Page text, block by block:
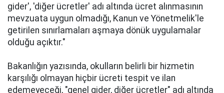
gider', 'diğer ücretler' adı altında ücret alınmasının
mevzuata uygun olmadığı, Kanun ve Yönetmelik'le
getirilen sınırlamaları aşmaya dönük uygulamalar
olduğu açıktır."
Bakanlığın yazısında, okulların belirli bir hizmetin
karşılığı olmayan hiçbir ücreti tespit ve ilan
edemeyeceği, "genel gider, diğer ücretler" adı altında